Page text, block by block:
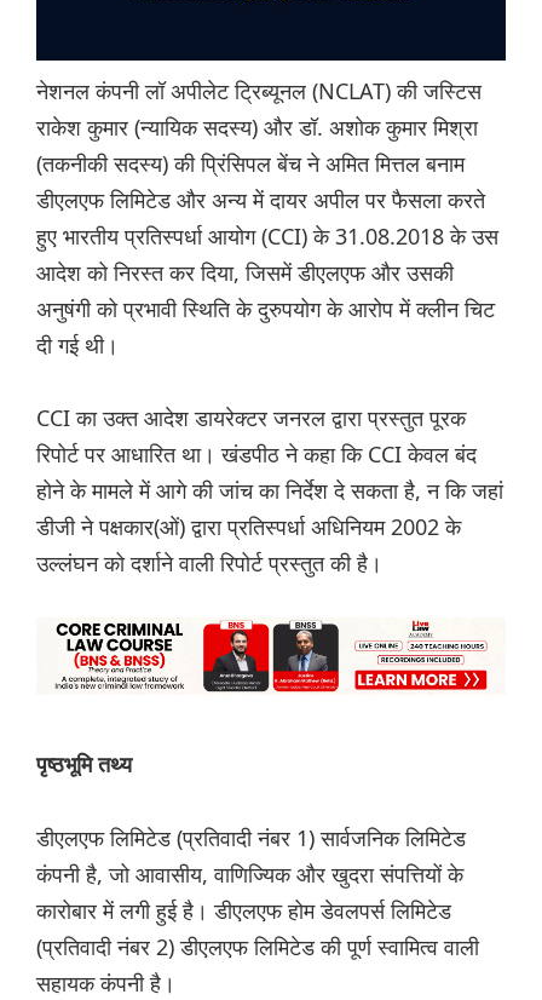
नेशनल कंपनी लॉ अपीलेट ट्रिब्यूनल (NCLAT) की जस्टिस
राकेश कुमार (न्यायिक सदस्य) और डॉ. अशोक कुमार मिश्रा
(तकनीकी सदस्य) की प्रिंसिपल बेंच ने अमित मित्तल बनाम
डीएलएफ लिमिटेड और अन्य में दायर अपील पर फैसला करते
हुए भारतीय प्रतिस्पर्धा आयोग (CCI) के 31.08.2018 के उस
आदेश को निरस्त कर दिया, जिसमें डीएलएफ और उसकी
अनुषंगी को प्रभावी स्थिति के दुरुपयोग के आरोप में क्लीन चिट
दी गई थी।
CCI का उक्त आदेश डायरेक्टर जनरल द्वारा प्रस्तुत पूरक
रिपोर्ट पर आधारित था। खंडपीठ ने कहा कि CCI केवल बंद
होने के मामले में आगे की जांच का निर्देश दे सकता है, न कि जहां
डीजी ने पक्षकार(ओं) द्वारा प्रतिस्पर्धा अधिनियम 2002 के
उल्लंघन को दर्शाने वाली रिपोर्ट प्रस्तुत की है।
पृष्ठभूमि तथ्य
डीएलएफ लिमिटेड (प्रतिवादी नंबर 1) सार्वजनिक लिमिटेड
कंपनी है, जो आवासीय, वाणिज्यिक और खुदरा संपत्तियों के
कारोबार में लगी हुई है। डीएलएफ होम डेवलपर्स लिमिटेड
(प्रतिवादी नंबर 2) डीएलएफ लिमिटेड की पूर्ण स्वामित्व वाली
सहायक कंपनी है।